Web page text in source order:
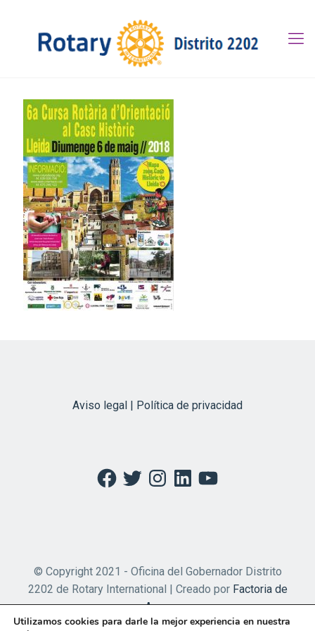
Aviso legal | Política de privacidad
Facebook
TwitterInstagramLinkedInYouTube
© Copyright 2021 - Oficina del Gobernador Distrito
2202 de Rotary International | Creado por Factoria de
Apps
Utilizamos cookies para darle la mejor experiencia en nuestra